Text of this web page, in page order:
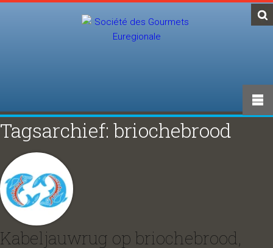
Tagsarchief: briochebrood
Kabeljauwrug op briochebrood,